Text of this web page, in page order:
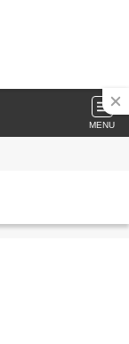
MENU